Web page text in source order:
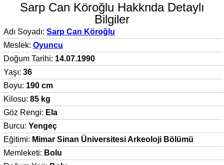
Sarp Can Köroğlu Hakknda Detaylı
Bilgiler
Adı Soyadı: Sarp Can Köroğlu
Meslek: Oyuncu
Doğum Tarihi: 14.07.1990
Yaşı: 36
Boyu: 190 cm
Kilosu: 85 kg
Göz Rengi: Ela
Burcu: Yengeç
Eğitimi: Mimar Sinan Üniversitesi Arkeoloji Bölümü
Memleketi: Bolu